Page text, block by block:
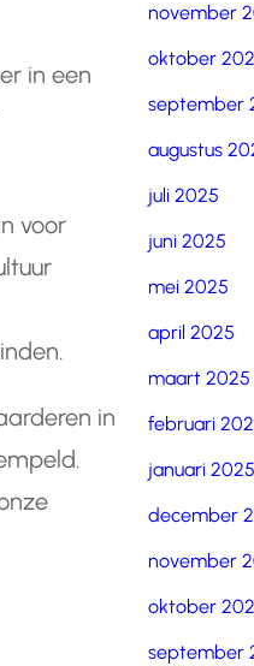
in een
voor
in
november
oktober
september
augustus
juli 2025
juni 2025
mei 2025
april 2025
maart 2025
februari
januari 2025
december
november
oktober
september